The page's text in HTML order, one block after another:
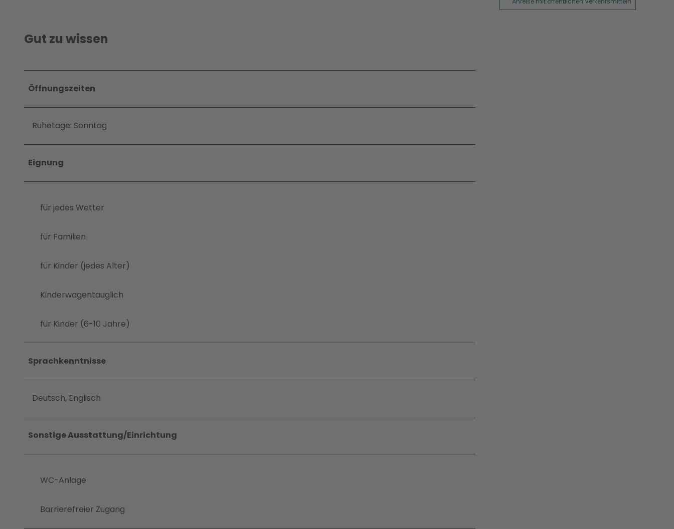
Gut zu wissen
Öffnungszeiten
Ruhetage: Sonntag
Eignung
für jedes Wetter
für Familien
für Kinder (jedes Alter)
Kinderwagentauglich
für Kinder (6-10 Jahre)
Sprachkenntnisse
Deutsch, Englisch
Sonstige Ausstattung/Einrichtung
WC-Anlage
Barrierefreier Zugang